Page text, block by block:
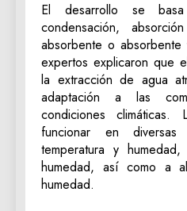
El desarrollo se
condensación,
absorbente o
expertos explicaron que
la extracción de agua
adaptación a las
condiciones climáticas.
funcionar en
temperatura y
humedad, así como a
humedad.